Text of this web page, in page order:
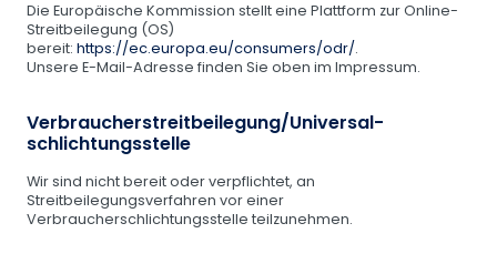
Die Europäische Kommission stellt eine Plattform zur Online-
Streitbeilegung (OS)
bereit: https://ec.europa.eu/consumers/odr/.
Unsere E-Mail-Adresse finden Sie oben im Impressum.
Verbraucher­streit­beilegung/Universal­
schlichtungs­stelle
Wir sind nicht bereit oder verpflichtet, an
Streitbeilegungsverfahren vor einer
Verbraucherschlichtungsstelle teilzunehmen.